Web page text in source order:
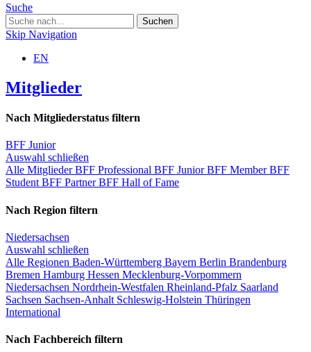
Suche
Skip Navigation
EN
Mitglieder
Nach Mitgliederstatus filtern
BFF Junior
Auswahl schließen
Alle MitgliederBFF Professional BFF JuniorBFF MemberBFF
Student BFF PartnerBFF Hall of Fame
Nach Region filtern
Niedersachsen
Auswahl schließen
Alle Regionen Baden-Württemberg Bayern Berlin Brandenburg
Bremen Hamburg Hessen Mecklenburg-Vorpommern
Niedersachsen Nordrhein-Westfalen Rheinland-Pfalz Saarland
Sachsen Sachsen-Anhalt Schleswig-Holstein Thüringen
International
Nach Fachbereich filtern